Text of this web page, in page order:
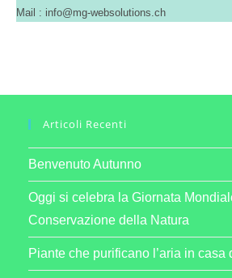
Mail : info@mg-websolutions.ch
Articoli Recenti
Benvenuto Autunno
Oggi si celebra la Giornata
Conservazione della Natura
Piante che purificano l’aria in casa